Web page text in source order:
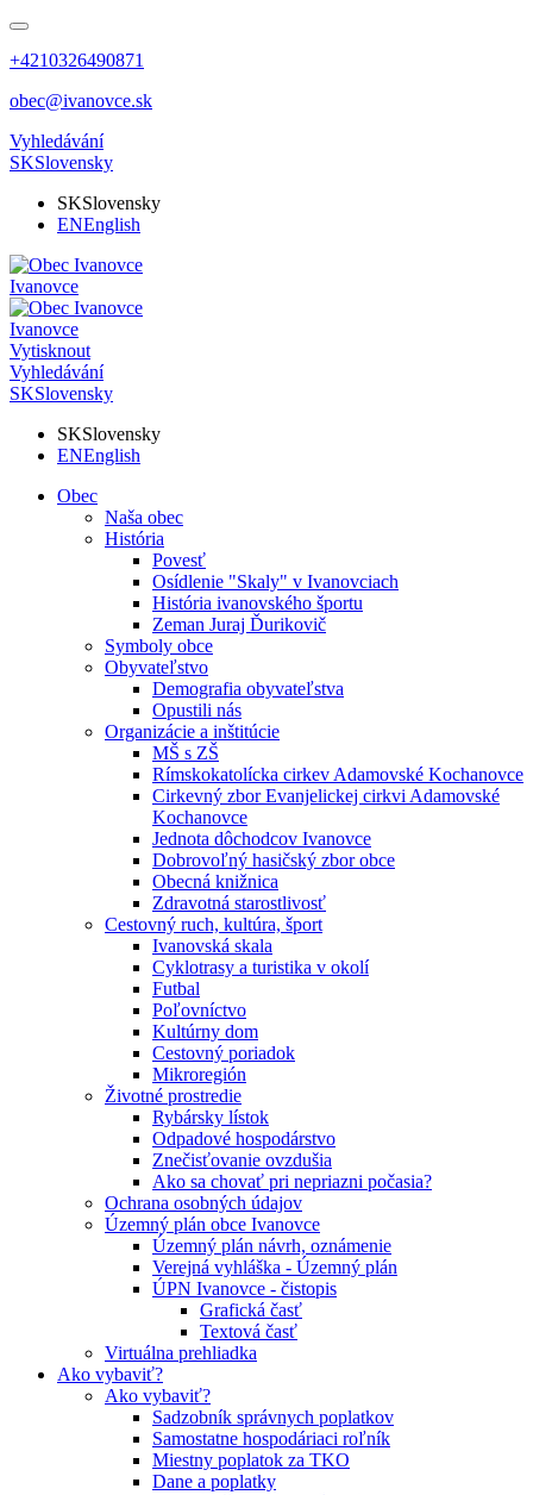
+4210326490871
obec@ivanovce.sk
Vyhledávání
SKSlovensky
SKSlovensky
ENEnglish
Ivanovce
Ivanovce
Vytisknout
Vyhledávání
SKSlovensky
SKSlovensky
ENEnglish
Obec
Naša obec
História
Povesť
Osídlenie "Skaly" v Ivanovciach
História ivanovského športu
Zeman Juraj Ďurikovič
Symboly obce
Obyvateľstvo
Demografia obyvateľstva
Opustili nás
Organizácie a inštitúcie
MŠ s ZŠ
Rímskokatolícka cirkev Adamovské Kochanovce
Cirkevný zbor Evanjelickej cirkvi Adamovské
Kochanovce
Jednota dôchodcov Ivanovce
Dobrovoľný hasičský zbor obce
Obecná knižnica
Zdravotná starostlivosť
Cestovný ruch, kultúra, šport
Ivanovská skala
Cyklotrasy a turistika v okolí
Futbal
Poľovníctvo
Kultúrny dom
Cestovný poriadok
Mikroregión
Životné prostredie
Rybársky lístok
Odpadové hospodárstvo
Znečisťovanie ovzdušia
Ako sa chovať pri nepriazni počasia?
Ochrana osobných údajov
Územný plán obce Ivanovce
Územný plán návrh, oznámenie
Verejná vyhláška - Územný plán
ÚPN Ivanovce - čistopis
Grafická časť
Textová časť
Virtuálna prehliadka
Ako vybaviť?
Ako vybaviť?
Sadzobník správnych poplatkov
Samostatne hospodáriaci roľník
Miestny poplatok za TKO
Dane a poplatky